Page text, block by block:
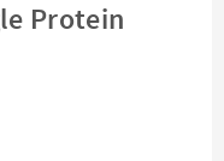
Protein